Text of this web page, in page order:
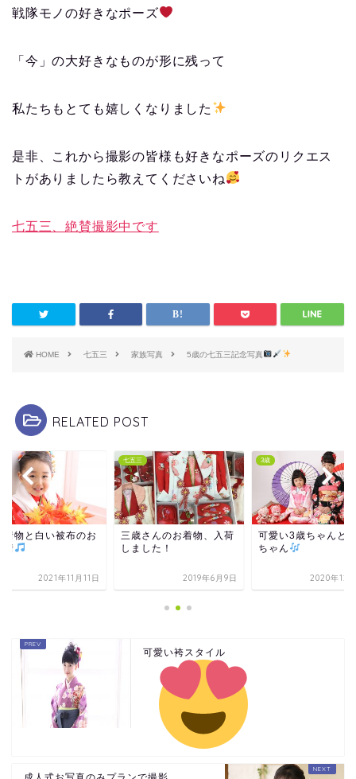
戦隊モノの好きなポーズ
「今」の大好きなものが形に残って
私たちもとても嬉しくなりました
是非、これから撮影の皆様も好きなポーズのリクエス
トがありましたら教えてくださいね
七五三、絶賛撮影中です
HOME 七五三 家族写真 5歳の七五三記念写真
RELATED POST
着物と白い被布のお
着
2021年11月11日
七五三
三歳さんのお着物、入荷
しました！
2019年6月9日
3歳
可愛い3歳ちゃんと
ちゃん
2020年12
可愛い袴スタイル